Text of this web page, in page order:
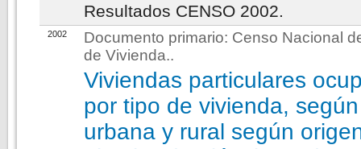
Resultados CENSO 2002.
2002 Documento primario: Censo Nacional
de Vivienda..
Viviendas particulares
por tipo de vivienda,
urbana y rural según